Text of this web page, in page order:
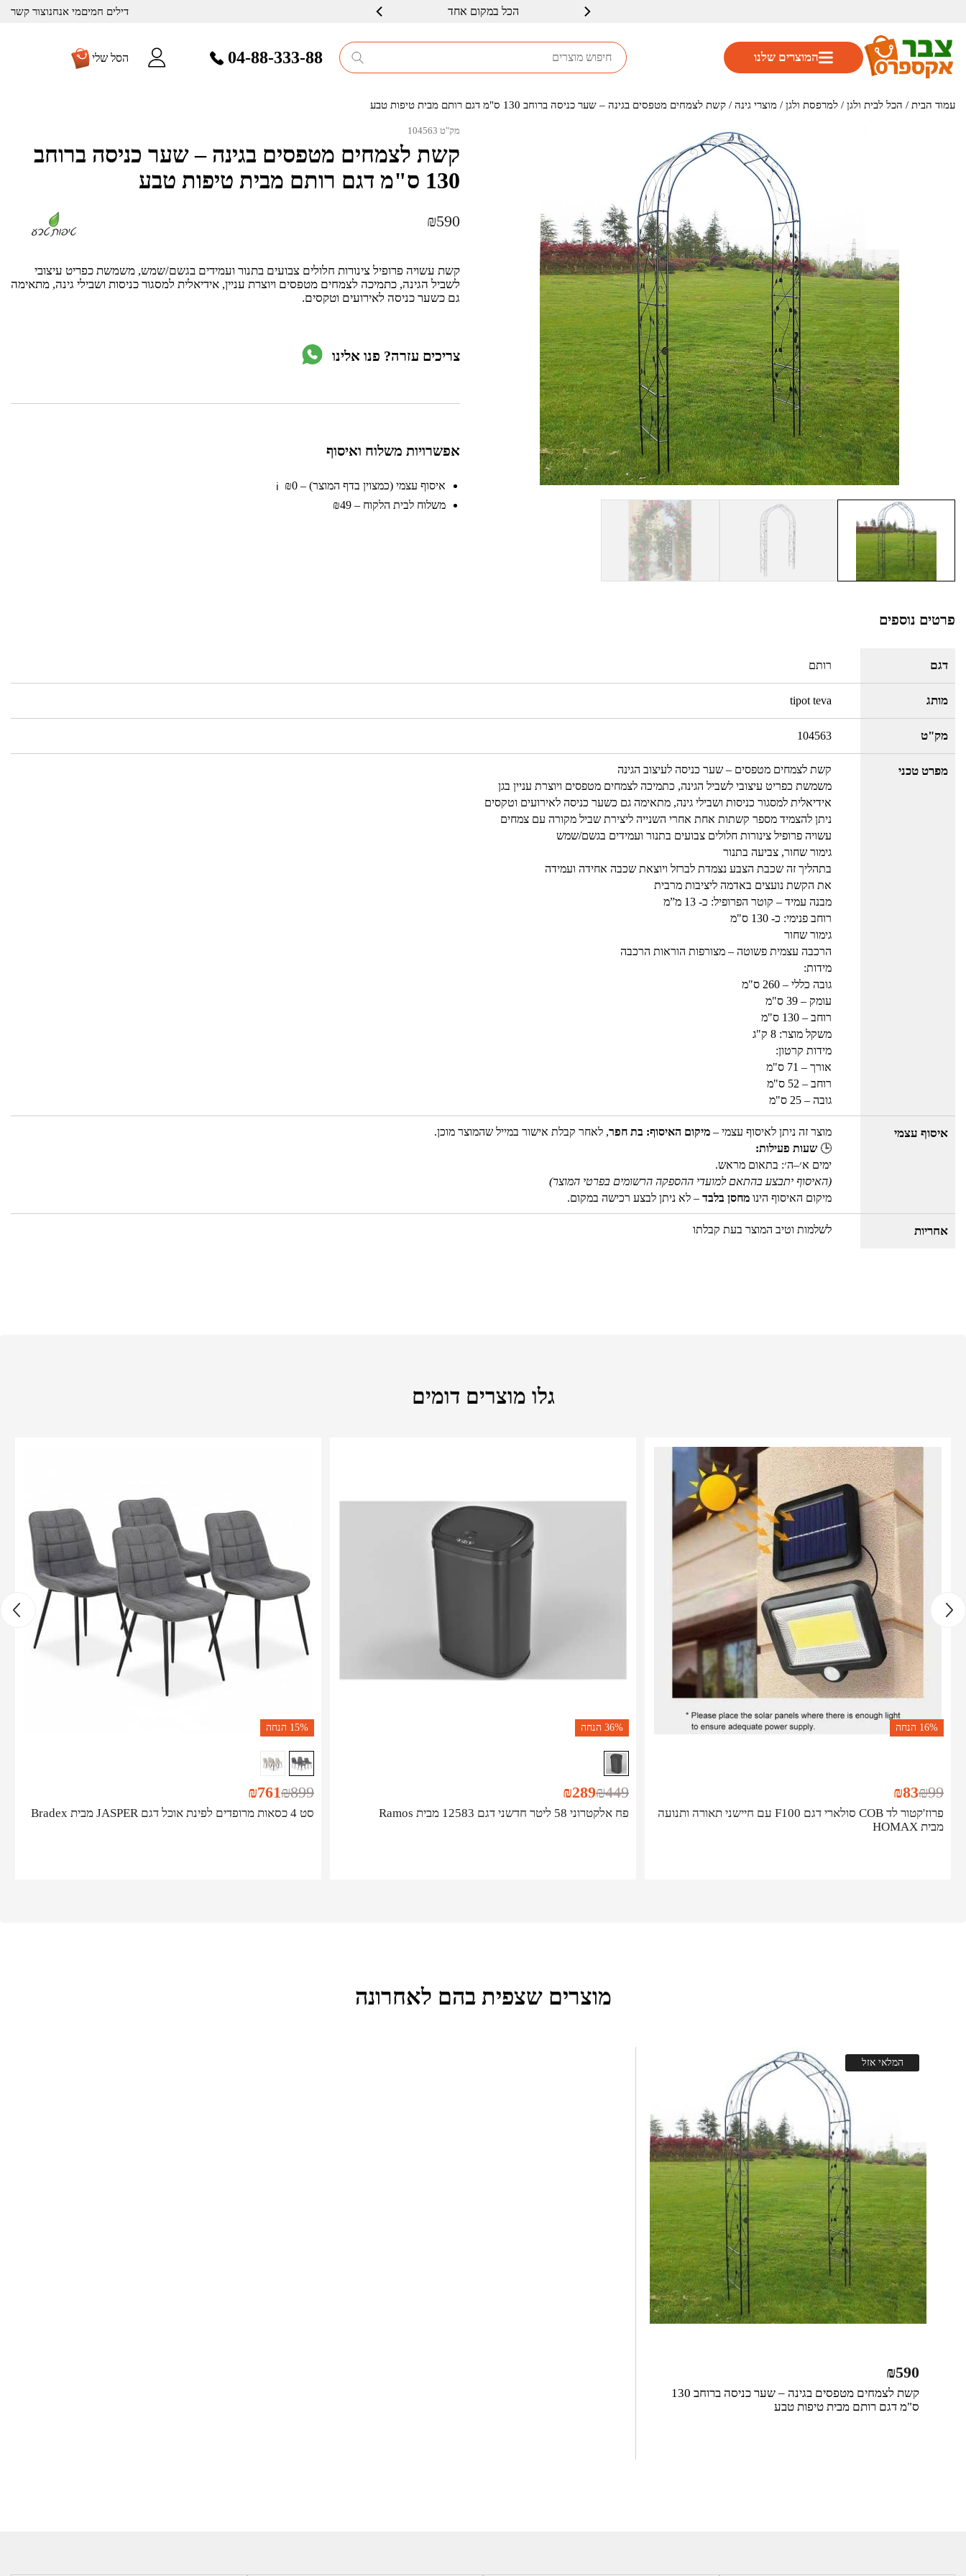
דילים חמיםמי אנחנוצור קשר שרות ברמה גבוה
04-88-333-88 הסל שלי המוצרים שלנו
עמוד הבית / הכל לבית ולגן / למרפסת ולגן / מוצרי גינה / קשת לצמחים מטפסים בגינה – שער כניסה ברוחב 130 ס"מ דגם רותם מבית טיפות טבע
מק"ט 104563
קשת לצמחים מטפסים בגינה – שער כניסה ברוחב
130 ס"מ דגם רותם מבית טיפות טבע
₪590
קשת עשויה פרופיל צינורות חלולים צבועים בתנור ועמידים בגשם/שמש, משמשת כפריט עיצובי
לשביל הגינה, כתמיכה לצמחים מטפסים ויוצרת עניין, אידיאלית למסגור כניסות ושבילי גינה, מתאימה
גם כשער כניסה לאירועים וטקסים.
צריכים עזרה? פנו אלינו
אפשרויות משלוח ואיסוף
איסוף עצמי (כמצוין בדף המוצר) – ₪0 ℹ️
משלוח לבית הלקוח – ₪49
פרטים נוספים
דגם רותם
מותג tipot teva
מק"ט 104563
מפרט טכני
קשת לצמחים מטפסים – שער כניסה לעיצוב הגינה
משמשת כפריט עיצובי לשביל הגינה, כתמיכה לצמחים מטפסים ויוצרת עניין בגן
אידיאלית למסגור כניסות ושבילי גינה, מתאימה גם כשער כניסה לאירועים וטקסים
ניתן להצמיד מספר קשתות אחת אחרי השנייה ליצירת שביל מקורה עם צמחים
עשויה פרופיל צינורות חלולים צבועים בתנור ועמידים בגשם/שמש
גימור שחור, צביעה בתנור
בתהליך זה שכבת הצבע נצמדת לברזל ויוצאת שכבה אחידה ועמידה
את הקשת נועצים באדמה ליציבות מרבית
מבנה עמיד – קוטר הפרופיל: כ- 13 מ”מ
רוחב פנימי: כ- 130 ס"מ
גימור שחור
הרכבה עצמית פשוטה – מצורפות הוראות הרכבה
מידות:
גובה כללי – 260 ס"מ
עומק – 39 ס"מ
רוחב – 130 ס"מ
משקל מוצר: 8 ק"ג
מידות קרטון:
אורך – 71 ס"מ
רוחב – 52 ס"מ
גובה – 25 ס"מ
איסוף עצמי מוצר זה ניתן לאיסוף עצמי – מיקום האיסוף: בת חפר, לאחר קבלת אישור במייל שהמוצר מוכן.
🕒 שעות פעילות:
ימים א׳–ה׳: בתאום מראש.
(האיסוף יתבצע בהתאם למועדי ההספקה הרשומים בפרטי המוצר)
מיקום האיסוף הינו מחסן בלבד – לא ניתן לבצע רכישה במקום.
אחריות לשלמות וטיב המוצר בעת קבלתו
גלו מוצרים דומים
16% הנחה
פרוז'קטור לד COB סולארי דגם F100 עם חיישני תאורה ותנועה
מבית HOMAX
₪99
₪83
36% הנחה
פח אלקטרוני 58 ליטר חדשני דגם 12583 מבית Ramos
₪449
₪289
15% הנחה
סט 4 כסאות מרופדים לפינת אוכל דגם JASPER מבית Bradex
₪899
₪761
מוצרים שצפית בהם לאחרונה
המלאי אזל
קשת לצמחים מטפסים בגינה – שער כניסה ברוחב 130
ס"מ דגם רותם מבית טיפות טבע
₪590